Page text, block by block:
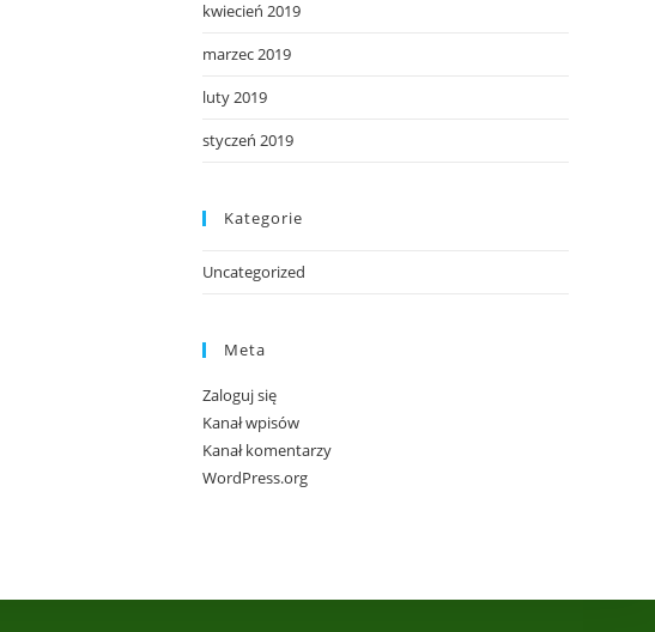
kwiecień 2019
marzec 2019
luty 2019
styczeń 2019
Kategorie
Uncategorized
Meta
Zaloguj się
Kanał wpisów
Kanał komentarzy
WordPress.org